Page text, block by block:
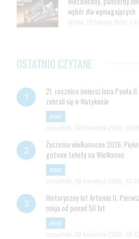
wybór dla wymagających
środa, 25 lutego 2026,
OSTATNIO CZYTANE
21. rocznica śmierci Jana Pawła
zebrali się w Watykanie
INNE
czwartek, 02 kwietnia 2026, 18:08
Życzenia wielkanocne 2026.
gotowe teksty na Wielkanoc
INNE
czwartek, 02 kwietnia 2026, 13:28
Historyczny lot Artemis II.
misja od ponad 50 lat
INNE
czwartek, 02 kwietnia 2026,